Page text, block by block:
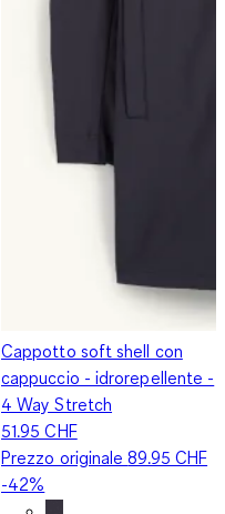
Cappotto soft shell con
cappuccio - idrorepellente -
4 Way Stretch
51.95 CHF
Prezzo originale89.95 CHF
-42%